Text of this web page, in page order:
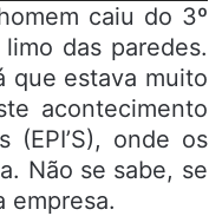
caiu do 3º
das paredes.
que estava muito
acontecimento
onde os
Não se sabe, se
empresa.